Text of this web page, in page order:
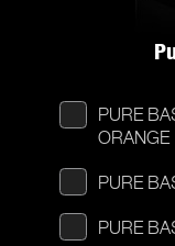
PURE
ORANGE
PURE
PURE